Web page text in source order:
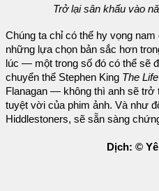
Trở lại sân khấu vào
Chúng ta chỉ có thể hy vọng
những lựa chọn bản sắc hơn
lúc — một trong số đó có thể sẽ
chuyển thể Stephen King The
Flanagan — không thì anh sẽ trở
tuyệt vời của phim ảnh. Và như
Hiddlestoners, sẽ sẵn sàng
Dịch: ©